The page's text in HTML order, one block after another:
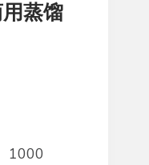
蒸馏
1000